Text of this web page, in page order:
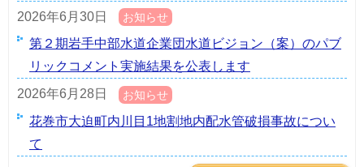
2026年6月30日
お知らせ
第２期岩手中部水道企業団水道ビジョン（案）のパブ
リックコメント実施結果を公表します
2026年6月28日
お知らせ
花巻市大迫町内川目1地割地内配水管破損事故につい
て